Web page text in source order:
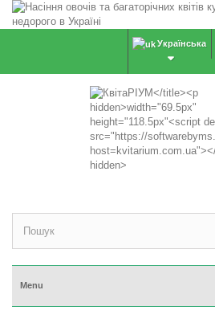
Українська
Menu